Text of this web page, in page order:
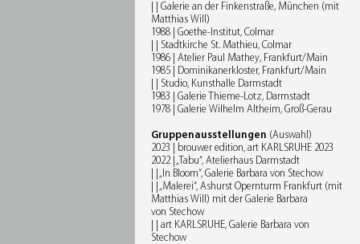
| | Galerie an der Finkenstraße, München (mit
Matthias Will)
1988 | Goethe-Institut, Colmar
| | Stadtkirche St. Mathieu, Colmar
1986 | Atelier Paul Mathey, Frankfurt/Main
1985 | Dominikanerkloster, Frankfurt/Main
| | Studio, Kunsthalle Darmstadt
1983 | Galerie Thieme-Lotz, Darmstadt
1978 | Galerie Wilhelm Altheim, Groß-Gerau
Gruppenausstellungen (Auswahl)
2023 | brouwer edition, art KARLSRUHE 2023
2022 | „Tabu“, Atelierhaus Darmstadt
| | „In Bloom“, Galerie Barbara von Stechow
| | „Malerei“, Ashurst Opernturm Frankfurt (mit
Matthias Will) mit der Galerie Barbara
von Stechow
| | art KARLSRUHE, Galerie Barbara von
Stechow